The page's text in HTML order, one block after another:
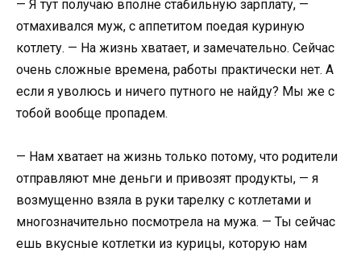
— Я тут получаю вполне стабильную зарплату, —
отмахивался муж, с аппетитом поедая куриную
котлету. — На жизнь хватает, и замечательно. Сейчас
очень сложные времена, работы практически нет. А
если я уволюсь и ничего путного не найду? Мы же с
тобой вообще пропадем.
— Нам хватает на жизнь только потому, что родители
отправляют мне деньги и привозят продукты, — я
возмущенно взяла в руки тарелку с котлетами и
многозначительно посмотрела на мужа. — Ты сейчас
ешь вкусные котлетки из курицы, которую нам